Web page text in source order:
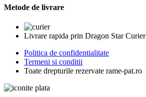
Metode de livrare
Livrare rapida prin Dragon Star Curier
Politica de confidentialitate
Termeni si conditii
Toate drepturile rezervate rame-pat.ro